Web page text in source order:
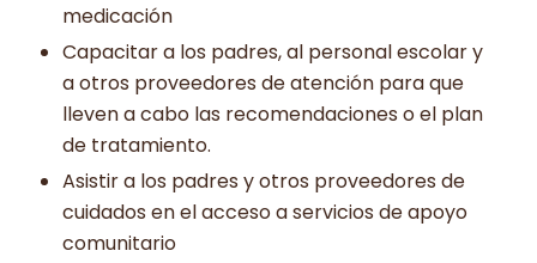
medicación
Capacitar a los padres, al personal escolar y
a otros proveedores de atención para que
lleven a cabo las recomendaciones o el plan
de tratamiento.
Asistir a los padres y otros proveedores de
cuidados en el acceso a servicios de apoyo
comunitario